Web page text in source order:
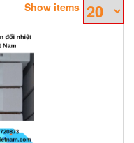
Show items